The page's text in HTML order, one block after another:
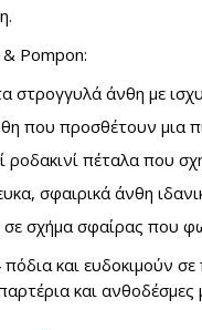
& Pompon:
στρογγυλά άνθη με
που προσθέτουν μια
ροδακινί πέταλα που
σφαιρικά άνθη
σε σχήμα σφαίρας που
και ευδοκιμούν
και ανθοδέσμες